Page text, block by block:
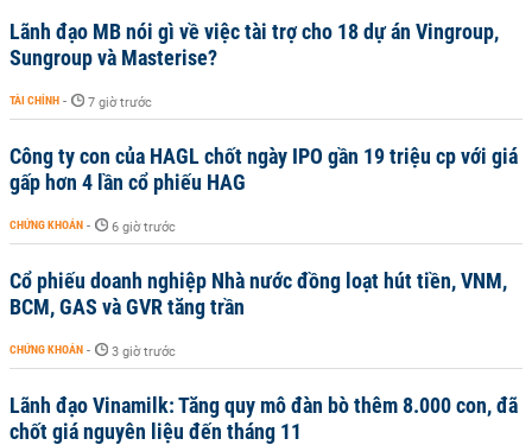
Lãnh đạo MB nói gì về việc tài trợ cho 18 dự án Vingroup,
Sungroup và Masterise?
TÀI CHÍNH - 7 giờ trước
Công ty con của HAGL chốt ngày IPO gần 19 triệu cp với giá
gấp hơn 4 lần cổ phiếu HAG
CHỨNG KHOÁN - 6 giờ trước
Cổ phiếu doanh nghiệp Nhà nước đồng loạt hút tiền, VNM,
BCM, GAS và GVR tăng trần
CHỨNG KHOÁN - 3 giờ trước
Lãnh đạo Vinamilk: Tăng quy mô đàn bò thêm 8.000 con, đã
chốt giá nguyên liệu đến tháng 11